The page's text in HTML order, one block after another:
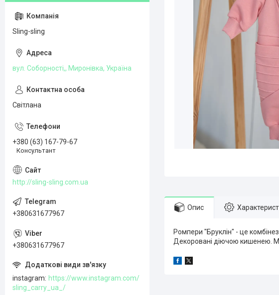
Опис
Ромпери "Бруклін" - це
Декоровані діючою кишенею.
Sling-sling
вул. Соборності,, Миронівка, Україна
Світлана
+380 (63) 167-79-67
Консультант
http://sling-sling.com.ua
+380631677967
+380631677967
instagram
https://www.instagram.com/
sling_carry_ua_/